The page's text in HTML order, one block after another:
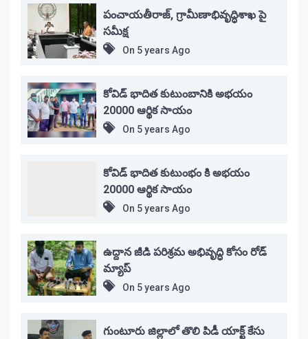
పంచాయతీరాజ్, గ్రామీణాభివృద్ధిశాఖ పై
సమీక్ష
On 5 years Ago
కోవిడ్ భాదిత కుటుంబానికి అభయం
20000 ఆర్థిక సాయం
On 5 years Ago
కోవిడ్ భాదిత కుటుంభం కి అభయం
20000 ఆర్థిక సాయం
On 5 years Ago
ఉద్దాన జీడి పరిశ్రమ అభివృద్ధి కోసం రోడ్
మ్యాప్
On 5 years Ago
గుంటూరు జిల్లాలో తొలి పిడీ యాక్ట్ కేసు